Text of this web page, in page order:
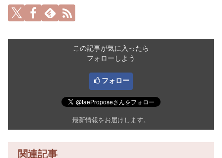
この記事が気に入ったら
フォローしよう
フォロー
最新情報をお届けします。
関連記事